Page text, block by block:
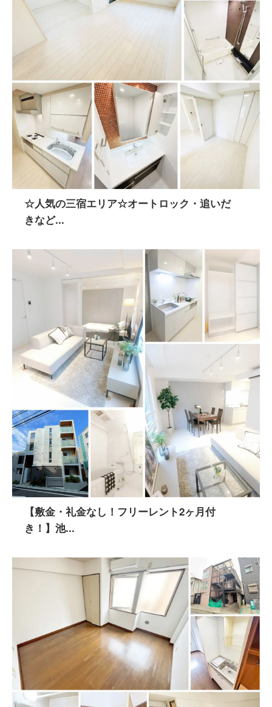
☆人気の三宿エリア☆オートロック・追いだ
きなど...
【敷金・礼金なし！フリーレント2ヶ月付
き！】池...